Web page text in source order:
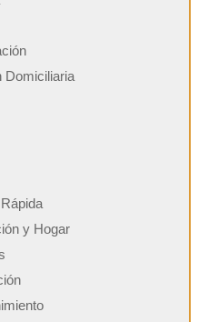
Domiciliaria
y Hogar